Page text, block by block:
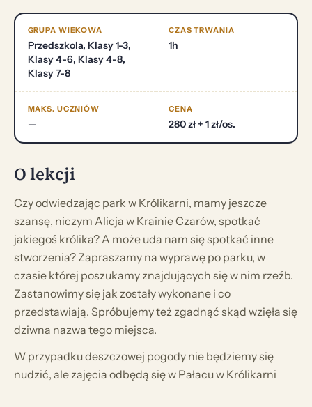
GRUPA WIEKOWA
Przedszkola, Klasy 1-3,
Klasy 4-6, Klasy 4-8,
Klasy 7-8
CZAS TRWANIA
1h
MAKS. UCZNIÓW
—
CENA
280 zł + 1 zł/os.
O lekcji
Czy odwiedzając park w Królikarni, mamy jeszcze
szansę, niczym Alicja w Krainie Czarów, spotkać
jakiegoś królika? A może uda nam się spotkać inne
stworzenia? Zapraszamy na wyprawę po parku, w
czasie której poszukamy znajdujących się w nim rzeźb.
Zastanowimy się jak zostały wykonane i co
przedstawiają. Spróbujemy też zgadnąć skąd wzięła się
dziwna nazwa tego miejsca.
W przypadku deszczowej pogody nie będziemy się
nudzić, ale zajęcia odbędą się w Pałacu w Królikarni